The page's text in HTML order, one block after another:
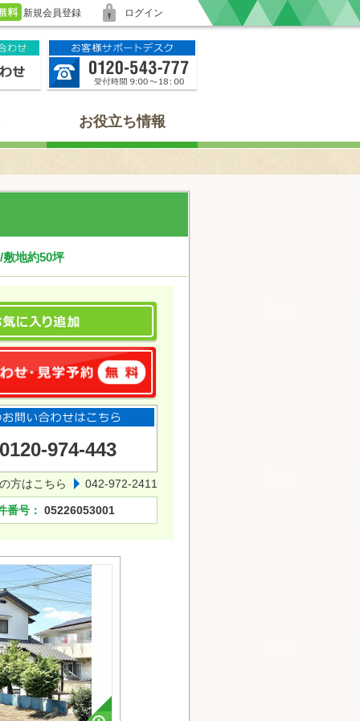
新規会員登録 ログイン
お役立ち情報
地約50坪
0120-974-443
方はこちら 042-972-2411
番号： 05226053001